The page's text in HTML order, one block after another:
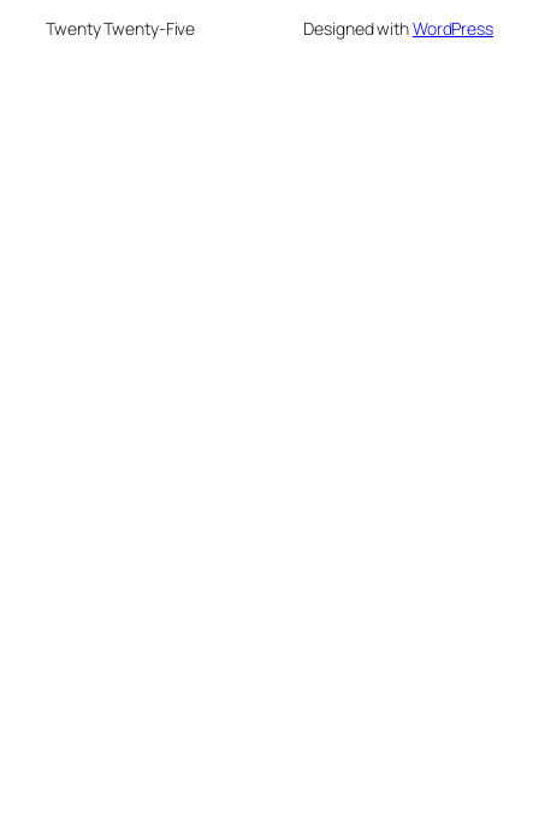
Twenty Twenty-Five Designed withWordPress